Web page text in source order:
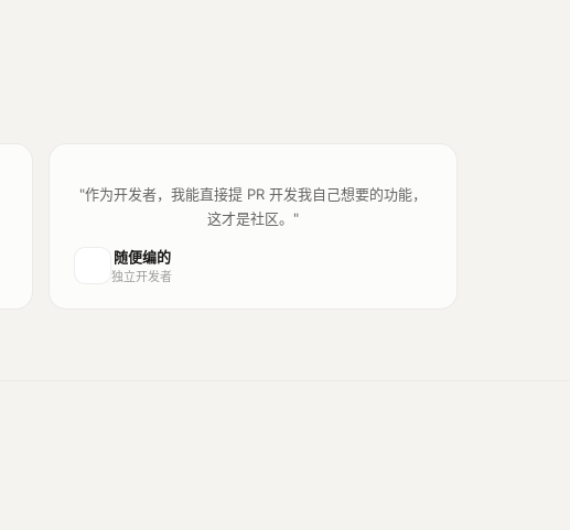
"作为开发者，我能直接提 PR 开发我自己想要的功能，
这才是社区。"
随便编的
独立开发者